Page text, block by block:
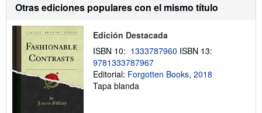
s
l
s
t
Otras ediciones populares con el mismo título
Edición Destacada
ISBN 10: 1333787960 ISBN 13:
9781333787967
Editorial: Forgotten Books, 2018
Tapa blanda